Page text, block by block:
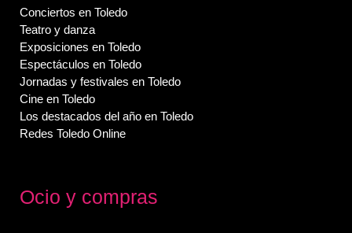
Conciertos en Toledo
Teatro y danza
Exposiciones en Toledo
Espectáculos en Toledo
Jornadas y festivales en Toledo
Cine en Toledo
Los destacados del año en Toledo
Redes Toledo Online
Ocio y compras